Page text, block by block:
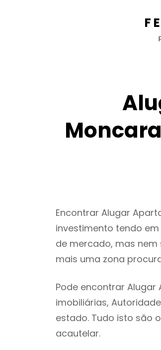
Encontrar Alugar
investimento tendo
de mercado, mas
mais uma zona
Pode encontrar
imobiliárias,
estado. Tudo isto são
acautelar.